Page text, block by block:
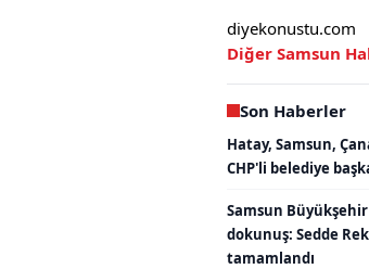
diyekonustu.com
Diğer Samsun
Son Haberler
Hatay, Samsun,
CHP'li belediye
Samsun
dokunuş: Sedde
tamamlandı